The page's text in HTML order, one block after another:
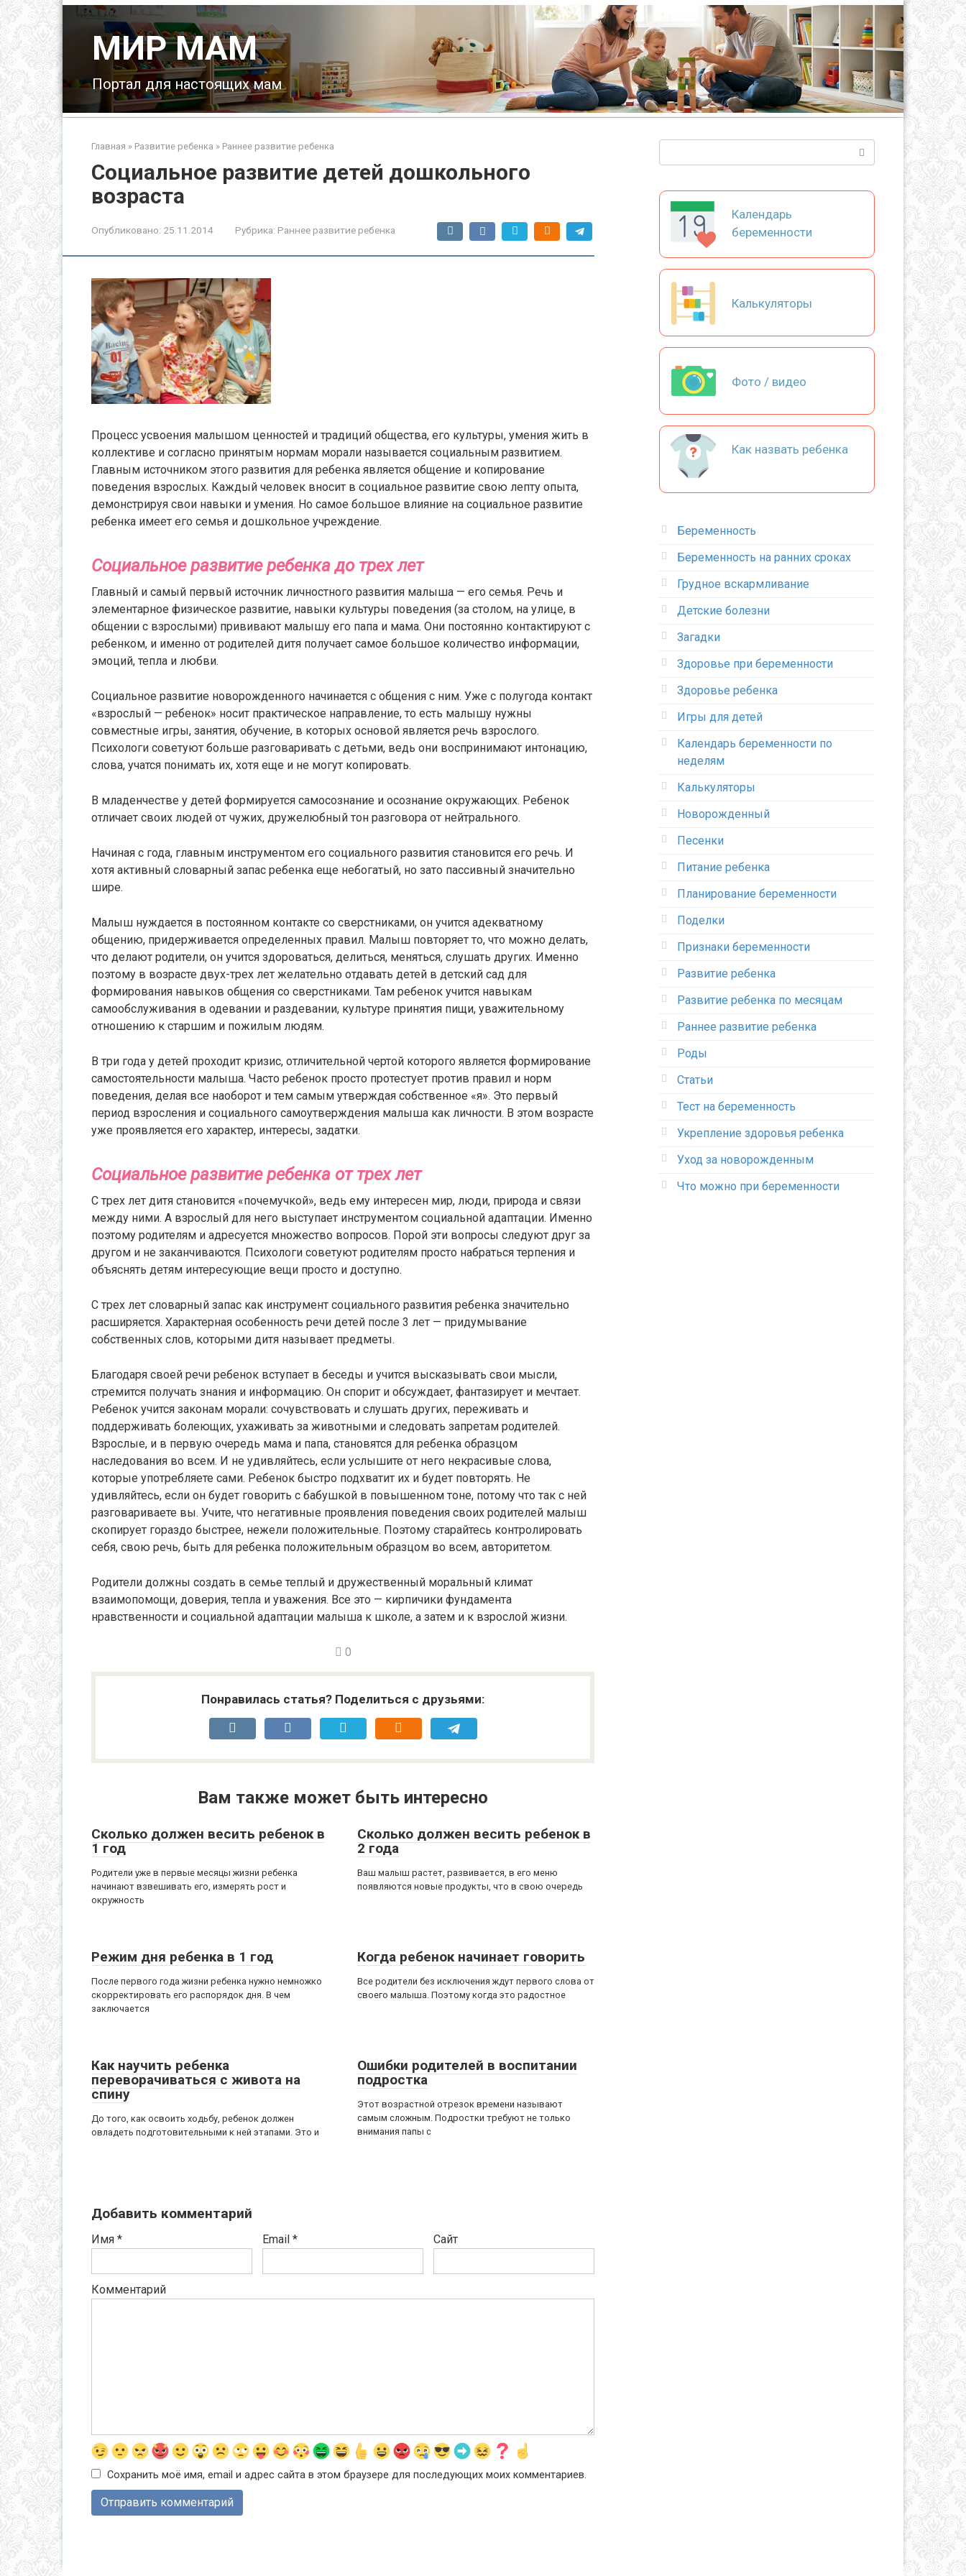
МИР МАМ
Портал для настоящих мам
Главная » Развитие ребенка » Раннее развитие ребенка
Социальное развитие детей дошкольного
возраста
Опубликовано: 25.11.2014 Рубрика: Раннее развитие ребенка
Процесс усвоения малышом ценностей и традиций общества, его культуры, умения жить в
коллективе и согласно принятым нормам морали называется социальным развитием.
Главным источником этого развития для ребенка является общение и копирование
поведения взрослых. Каждый человек вносит в социальное развитие свою лепту опыта,
демонстрируя свои навыки и умения. Но самое большое влияние на социальное развитие
ребенка имеет его семья и дошкольное учреждение.
Социальное развитие ребенка до трех лет
Главный и самый первый источник личностного развития малыша — его семья. Речь и
элементарное физическое развитие, навыки культуры поведения (за столом, на улице, в
общении с взрослыми) прививают малышу его папа и мама. Они постоянно контактируют с
ребенком, и именно от родителей дитя получает самое большое количество информации,
эмоций, тепла и любви.
Социальное развитие новорожденного начинается с общения с ним. Уже с полугода контакт
«взрослый — ребенок» носит практическое направление, то есть малышу нужны
совместные игры, занятия, обучение, в которых основой является речь взрослого.
Психологи советуют больше разговаривать с детьми, ведь они воспринимают интонацию,
слова, учатся понимать их, хотя еще и не могут копировать.
В младенчестве у детей формируется самосознание и осознание окружающих. Ребенок
отличает своих людей от чужих, дружелюбный тон разговора от нейтрального.
Начиная с года, главным инструментом его социального развития становится его речь. И
хотя активный словарный запас ребенка еще небогатый, но зато пассивный значительно
шире.
Малыш нуждается в постоянном контакте со сверстниками, он учится адекватному
общению, придерживается определенных правил. Малыш повторяет то, что можно делать,
что делают родители, он учится здороваться, делиться, меняться, слушать других. Именно
поэтому в возрасте двух-трех лет желательно отдавать детей в детский сад для
формирования навыков общения со сверстниками. Там ребенок учится навыкам
самообслуживания в одевании и раздевании, культуре принятия пищи, уважительному
отношению к старшим и пожилым людям.
В три года у детей проходит кризис, отличительной чертой которого является формирование
самостоятельности малыша. Часто ребенок просто протестует против правил и норм
поведения, делая все наоборот и тем самым утверждая собственное «я». Это первый
период взросления и социального самоутверждения малыша как личности. В этом возрасте
уже проявляется его характер, интересы, задатки.
Социальное развитие ребенка от трех лет
С трех лет дитя становится «почемучкой», ведь ему интересен мир, люди, природа и связи
между ними. А взрослый для него выступает инструментом социальной адаптации. Именно
поэтому родителям и адресуется множество вопросов. Порой эти вопросы следуют друг за
другом и не заканчиваются. Психологи советуют родителям просто набраться терпения и
объяснять детям интересующие вещи просто и доступно.
С трех лет словарный запас как инструмент социального развития ребенка значительно
расширяется. Характерная особенность речи детей после 3 лет — придумывание
собственных слов, которыми дитя называет предметы.
Благодаря своей речи ребенок вступает в беседы и учится высказывать свои мысли,
стремится получать знания и информацию. Он спорит и обсуждает, фантазирует и мечтает.
Ребенок учится законам морали: сочувствовать и слушать других, переживать и
поддерживать болеющих, ухаживать за животными и следовать запретам родителей.
Взрослые, и в первую очередь мама и папа, становятся для ребенка образцом
наследования во всем. И не удивляйтесь, если услышите от него некрасивые слова,
которые употребляете сами. Ребенок быстро подхватит их и будет повторять. Не
удивляйтесь, если он будет говорить с бабушкой в повышенном тоне, потому что так с ней
разговариваете вы. Учите, что негативные проявления поведения своих родителей малыш
скопирует гораздо быстрее, нежели положительные. Поэтому старайтесь контролировать
себя, свою речь, быть для ребенка положительным образцом во всем, авторитетом.
Родители должны создать в семье теплый и дружественный моральный климат
взаимопомощи, доверия, тепла и уважения. Все это — кирпичики фундамента
нравственности и социальной адаптации малыша к школе, а затем и к взрослой жизни.
0
Понравилась статья? Поделиться с друзьями:
Вам также может быть интересно
Сколько должен весить ребенок в
1 год
Родители уже в первые месяцы жизни ребенка
начинают взвешивать его, измерять рост и
окружность
Сколько должен весить ребенок в
2 года
Ваш малыш растет, развивается, в его меню
появляются новые продукты, что в свою очередь
Режим дня ребенка в 1 год
После первого года жизни ребенка нужно немножко
скорректировать его распорядок дня. В чем
заключается
Когда ребенок начинает говорить
Все родители без исключения ждут первого слова от
своего малыша. Поэтому когда это радостное
Как научить ребенка
переворачиваться с живота на
спину
До того, как освоить ходьбу, ребенок должен
овладеть подготовительными к ней этапами. Это и
Ошибки родителей в воспитании
подростка
Этот возрастной отрезок времени называют
самым сложным. Подростки требуют не только
внимания папы с
Добавить комментарий
Имя * Email * Сайт
Комментарий
Сохранить моё имя, email и адрес сайта в этом браузере для последующих моих комментариев.
Календарь
беременности
Калькуляторы
Фото / видео
Как назвать ребенка
Беременность
Беременность на ранних сроках
Грудное вскармливание
Детские болезни
Загадки
Здоровье при беременности
Здоровье ребенка
Игры для детей
Календарь беременности по
неделям
Калькуляторы
Новорожденный
Песенки
Питание ребенка
Планирование беременности
Поделки
Признаки беременности
Развитие ребенка
Развитие ребенка по месяцам
Раннее развитие ребенка
Роды
Статьи
Тест на беременность
Укрепление здоровья ребенка
Уход за новорожденным
Что можно при беременности